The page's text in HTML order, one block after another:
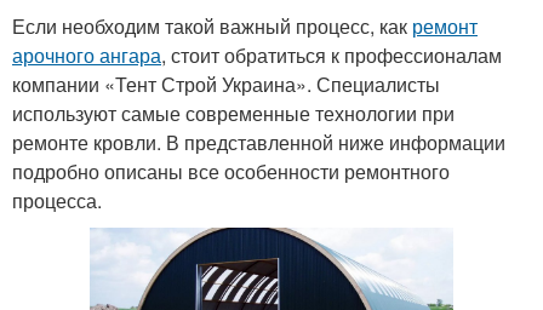
Если необходим такой важный процесс, как ремонт
арочного ангара, стоит обратиться к профессионалам
компании «Тент Строй Украина». Специалисты
используют самые современные технологии при
ремонте кровли. В представленной ниже информации
подробно описаны все особенности ремонтного
процесса.